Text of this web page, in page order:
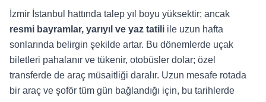
İzmir İstanbul hattında talep yıl boyu yüksektir; ancak
resmi bayramlar, yarıyıl ve yaz tatili ile uzun hafta
sonlarında belirgin şekilde artar. Bu dönemlerde uçak
biletleri pahalanır ve tükenir, otobüsler dolar; özel
transferde de araç müsaitliği daralır. Uzun mesafe rotada
bir araç ve şoför tüm gün bağlandığı için, bu tarihlerde